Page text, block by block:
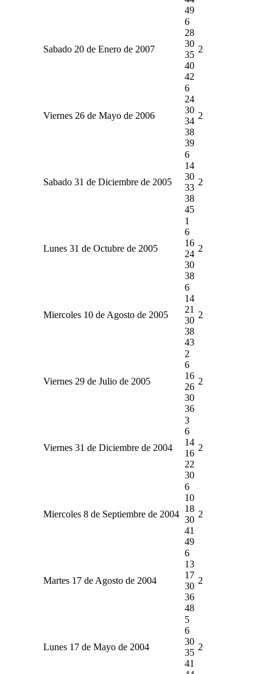
49
Sabado 20 de Enero de 2007
6
28
30
35
40
42
2
Viernes 26 de Mayo de 2006
6
24
30
34
38
39
2
Sabado 31 de Diciembre de 2005
6
14
30
33
38
45
2
Lunes 31 de Octubre de 2005
1
6
16
24
30
38
2
Miercoles 10 de Agosto de 2005
6
14
21
30
38
43
2
Viernes 29 de Julio de 2005
2
6
16
26
30
36
2
Viernes 31 de Diciembre de 2004
3
6
14
16
22
30
2
Miercoles 8 de Septiembre de 2004
6
10
18
30
41
49
2
Martes 17 de Agosto de 2004
6
13
17
30
36
48
2
Lunes 17 de Mayo de 2004
5
6
30
35
41
2